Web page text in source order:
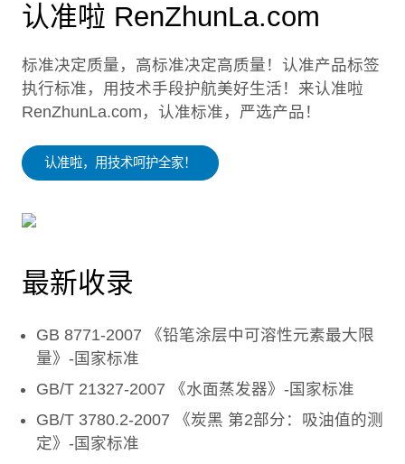
认准啦 RenZhunLa.com
标准决定质量，高标准决定高质量！认准产品标签
执行标准，用技术手段护航美好生活！来认准啦
RenZhunLa.com，认准标准，严选产品！
认准啦，用技术呵护全家！
最新收录
GB 8771-2007 《铅笔涂层中可溶性元素最大限
量》-国家标准
GB/T 21327-2007 《水面蒸发器》-国家标准
GB/T 3780.2-2007 《炭黑 第2部分：吸油值的测
定》-国家标准